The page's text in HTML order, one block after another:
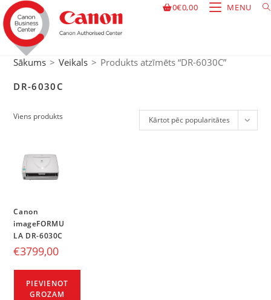
0€0,00 MENU
Sākums > Veikals > Produkts atzīmēts “DR-6030C”
DR-6030C
Viens produkts Kārtot pēc popularitātes
Canon
imageFORMU
LA DR-6030C
€3799,00
PIEVIENOT
GROZAM